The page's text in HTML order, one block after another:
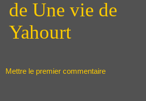
Mettre le premier commentaire